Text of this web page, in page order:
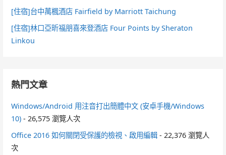
[住宿]台中萬楓酒店 Fairfield by Marriott Taichung
[住宿]林口亞昕福朋喜來登酒店 Four Points by Sheraton
Linkou
熱門文章
Windows/Android 用注音打出簡體中文 (安卓手機/Windows
10) - 26,575 瀏覽人次
Office 2016 如何關閉受保護的檢視、啟用編輯 - 22,376 瀏覽人
次